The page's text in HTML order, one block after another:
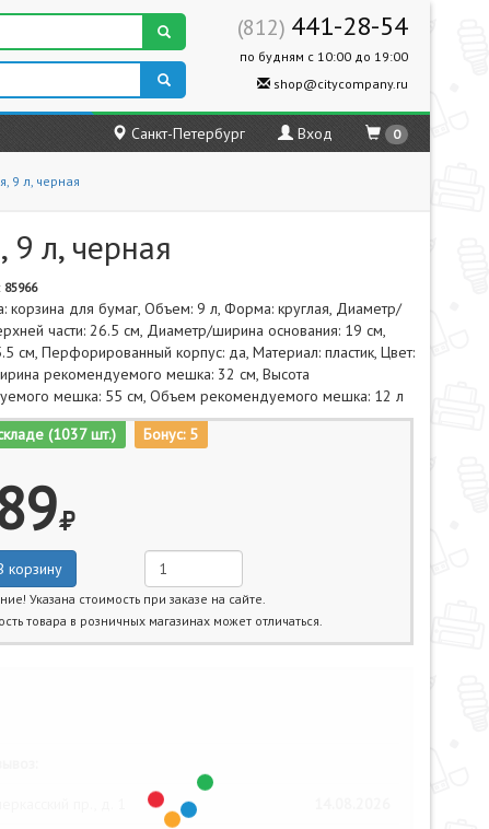
(812) 441-28-54
по будням с 10:00 до 19:00
shop@citycompany.ru
Санкт-Петербург Вход 0
9 л, черная
9 л, черная
85966
корзина для бумаг, Объем: 9 л, Форма: круглая, Диаметр/
части: 26.5 см, Диаметр/ширина основания: 19 см,
см, Перфорированный корпус: да, Материал: пластик, Цвет:
рекомендуемого мешка: 32 см, Высота
мешка: 55 см, Объем рекомендуемого мешка: 12 л
(1037 шт.)
Бонус: 5
корзину
Указана стоимость при заказе на сайте.
товара в розничных магазинах может отличаться.